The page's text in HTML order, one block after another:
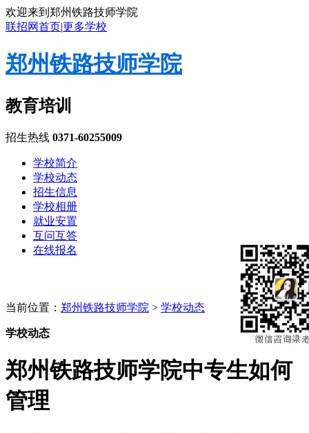
欢迎来到郑州铁路技师学院
联招网首页|更多学校
郑州铁路技师学院
教育培训
招生热线 0371-60255009
学校简介
学校动态
招生信息
学校相册
就业安置
互问互答
在线报名
当前位置： 郑州铁路技师学院 > 学校动态
学校动态
郑州铁路技师学院中专生如何
管理